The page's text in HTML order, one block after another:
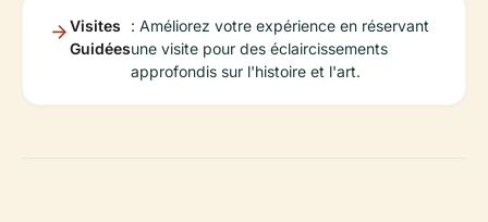
Visites
Guidées
: Améliorez votre expérience en réservant
une visite pour des éclaircissements
approfondis sur l'histoire et l'art.